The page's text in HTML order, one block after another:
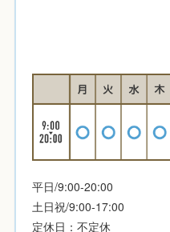
平日/9:00-20:00
土日祝/9:00-17:00
定休日：不定休